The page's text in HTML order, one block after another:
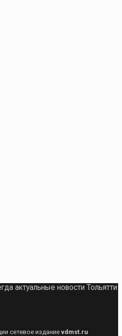
актуальные новости Тольятти
сетевое издание vdmst.ru